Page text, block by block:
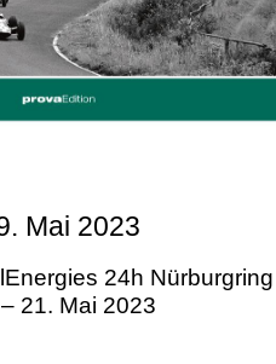
Mai 2023
24h Nürburgring
21. Mai 2023